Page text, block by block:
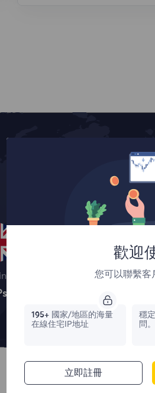
France
歡迎
您可以聯繫客
195+ 國家/地區的海量
在線住宅IP地址
穩
問。
立即註冊